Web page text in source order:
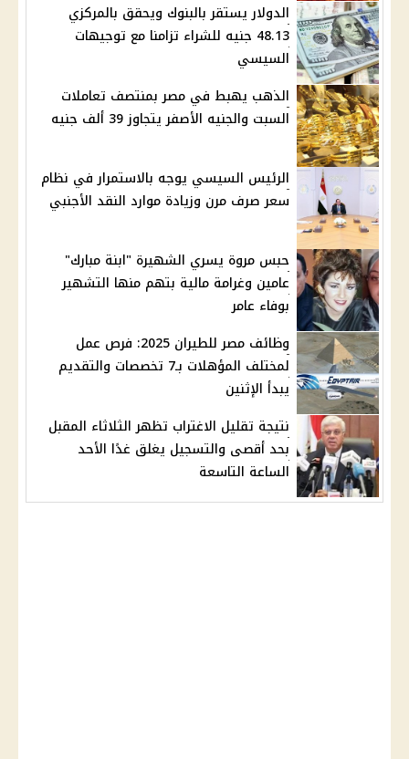
الدولار يستقر بالبنوك ويحقق بالمركزي
48.13 جنيه للشراء تزامنا مع توجيهات
السيسي
الذهب يهبط في مصر بمنتصف تعاملات
السبت والجنيه الأصفر يتجاوز 39 ألف جنيه
الرئيس السيسي يوجه بالاستمرار في نظام
سعر صرف مرن وزيادة موارد النقد الأجنبي
حبس مروة يسري الشهيرة "ابنة مبارك"
عامين وغرامة مالية بتهم منها التشهير
بوفاء عامر
وظائف مصر للطيران 2025: فرص عمل
لمختلف المؤهلات بـ7 تخصصات والتقديم
يبدأ الإثنين
نتيجة تقليل الاغتراب تظهر الثلاثاء المقبل
بحد أقصى والتسجيل يغلق غدًا الأحد
الساعة التاسعة